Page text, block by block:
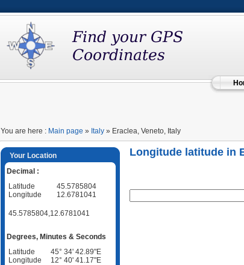
You are here : Main page » Italy » Eraclea, Veneto, Italy
Your Location
Decimal :
Latitude
45.5785804
Longitude
12.6781041
45.5785804,12.6781041
Degrees, Minutes & Seconds
Latitude
45° 34' 42.89"E
Longitude
12° 40' 41.17"E
Longitude latitude in